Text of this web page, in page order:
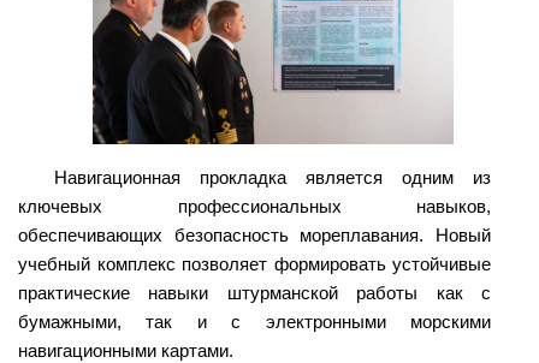
Навигационная прокладка является одним из
ключевых профессиональных навыков,
обеспечивающих безопасность мореплавания. Новый
учебный комплекс позволяет формировать устойчивые
практические навыки штурманской работы как с
бумажными, так и с электронными морскими
навигационными картами.